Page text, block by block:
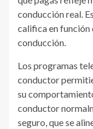
conducción real.
califica en
conducción.
Los programas
conductor
su
conductor
seguro, que se